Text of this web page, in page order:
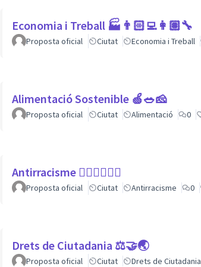
Economia i Treball 🏭👨🏻‍💻👩🏽‍🔧
Proposta oficial Ciutat Economia i Treball
Alimentació Sostenible 🍏🥗🧀
Proposta oficial Ciutat Alimentació 0
Antirracisme ✊🏾✊🏼✊🏿
Proposta oficial Ciutat Antirracisme 0
Drets de Ciutadania ⚖️🤝🌏
Proposta oficial Ciutat Drets de Ciutadania